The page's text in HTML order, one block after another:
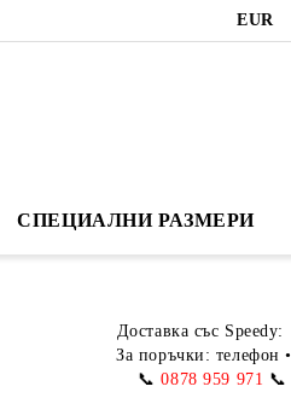
EUR
СПЕЦИАЛНИ РАЗМЕРИ
Доставка със Speedy:
За поръчки: телефон•
📞 0878 959 971 📞